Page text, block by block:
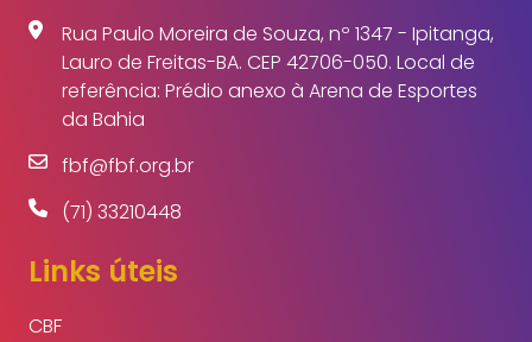
Rua Paulo Moreira de Souza, nº 1347 - Ipitanga,
Lauro de Freitas-BA. CEP 42706-050. Local de
referência: Prédio anexo à Arena de Esportes
da Bahia
fbf@fbf.org.br
(71) 33210448
Links úteis
CBF